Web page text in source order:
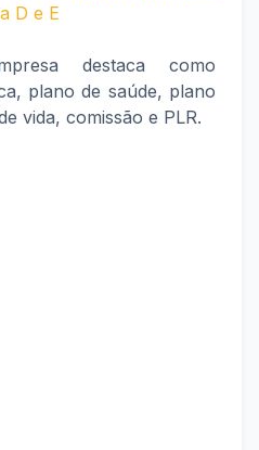
D e E
destaca como
plano de saúde, plano
vida, comissão e PLR.